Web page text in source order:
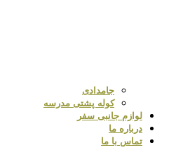
جامدادی
کوله پشتی مدرسه
لوازم جانبی سفر
درباره ما
تماس با ما